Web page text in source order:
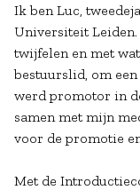
Ik ben Luc,
Universiteit
twijfelen en met
bestuurslid, om
werd promotor in
samen met mijn
voor de promotie
Met de